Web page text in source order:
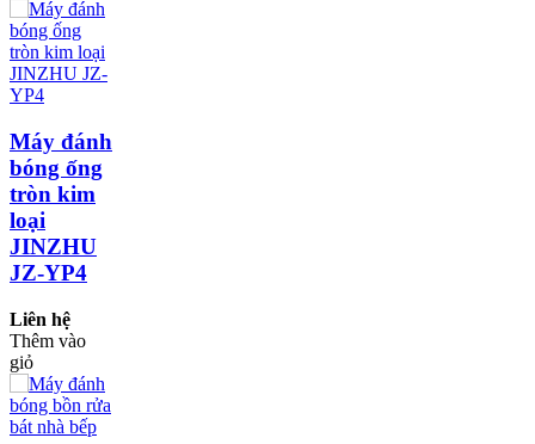
Máy đánh
bóng ống
tròn kim
loại
JINZHU
JZ-YP4
Liên hệ
Thêm vào
giỏ